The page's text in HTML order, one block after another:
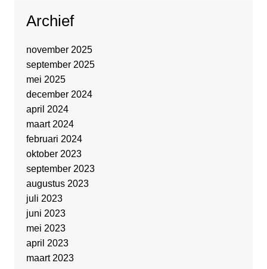
Archief
november 2025
september 2025
mei 2025
december 2024
april 2024
maart 2024
februari 2024
oktober 2023
september 2023
augustus 2023
juli 2023
juni 2023
mei 2023
april 2023
maart 2023